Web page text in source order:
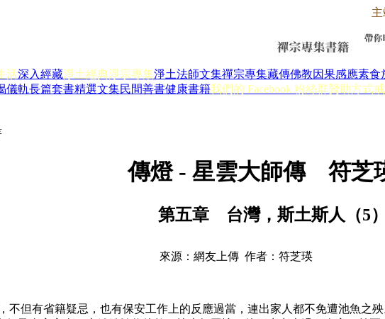
主
活深入經藏淨土經典淨宗專集淨土法師文集禪宗專集藏傳佛教因果感應素食
儀軌長篇套書精選文集民間善書健康書籍我們的 Facebook 粉絲群贊助方式
傳燈 - 星雲大師傳 符芝
第五章 台灣，斯土斯人（5）
來源：網友上傳 作者：符芝瑛
有省籍疑忌，也有保安工作上的反應過當，連出家人都不免遭池魚之